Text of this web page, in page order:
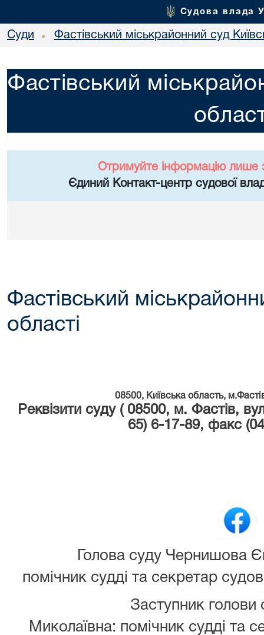
Судова влада
Суди • Фастівський міськрайонний суд
Фастівський
Отримуйте інформацію лише
Єдиний Контакт-центр судової
Фастівський
області
08500, Київська область,
Реквізити суду ( 08500, м. Фастів,
65) 6-17-89, факс
Голова суду Чернишова
помічник судді та секретар
Заступник голови
Миколаївна: помічник судді та